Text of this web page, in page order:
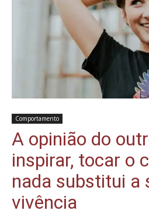
Comportamento
A opinião do
inspirar, tocar o
nada substitui a
vivência